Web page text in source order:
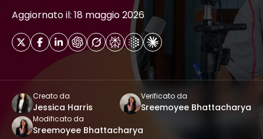
Aggiornato il: 18 maggio 2026
Creato da
Jessica Harris
Verificato da
Sreemoyee Bhattacharya
Modificato da
Sreemoyee Bhattacharya